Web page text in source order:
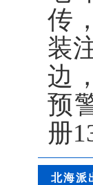
传
装
边
预
册
北海派